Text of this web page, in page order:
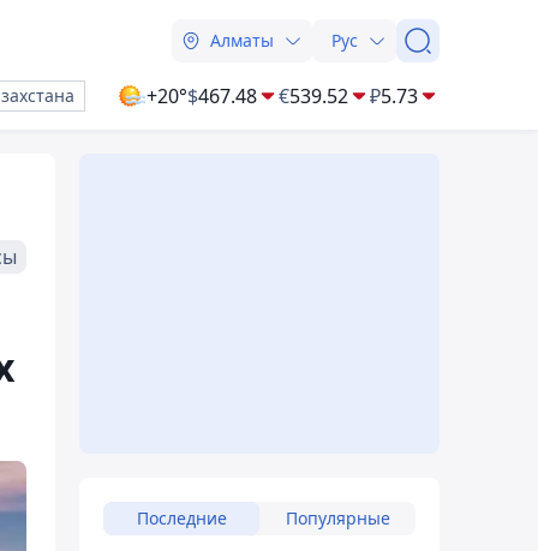
Алматы Рус
+20°$467.48 €539.52 ₽5.73
Последние Популярные